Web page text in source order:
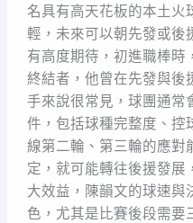
名具有高天花板的本土火
輕，未來可以朝先發或後
有高度期待，初進職棒時
終結者，他曾在先發與後
手來說很常見，球團通常
件，包括球種完整度、控
線第二輪、第三輪的應對
定，就可能轉往後援發展
大效益，陳韻文的球速與
色，尤其是比賽後段需要